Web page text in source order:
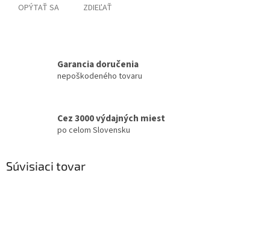
OPÝTAŤ SA ZDIEĽAŤ
Garancia doručenia
nepoškodeného tovaru
Cez 3000 výdajných miest
po celom Slovensku
Súvisiaci tovar